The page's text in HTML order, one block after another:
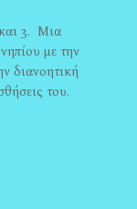
3. Μια
με την
διανοητική
του.